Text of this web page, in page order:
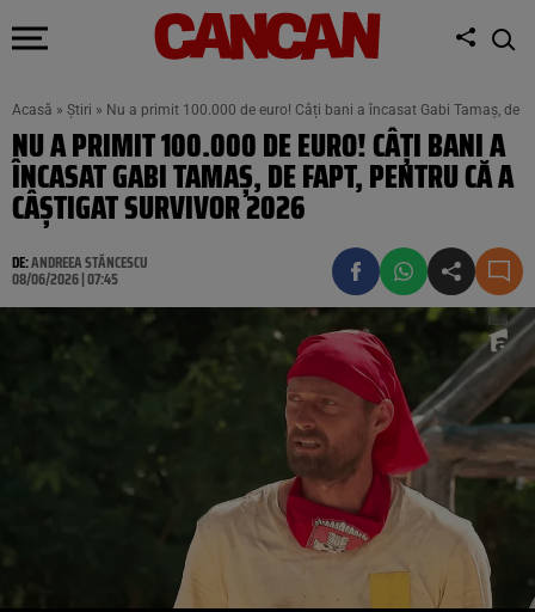
Acasă » Știri » Nu a primit 100.000 de euro! Câți bani a încasat Gabi Tamaș, de
NU A PRIMIT 100.000 DE EURO! CÂȚI BANI A
ÎNCASAT GABI TAMAȘ, DE FAPT, PENTRU CĂ A
CÂȘTIGAT SURVIVOR 2026
DE:ANDREEA STĂNCESCU
08/06/2026 | 07:45